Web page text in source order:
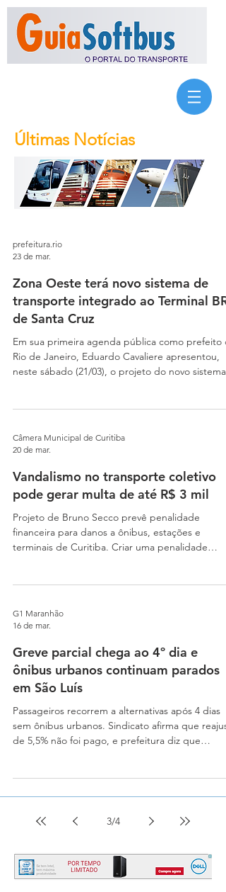
Últimas Notícias
prefeitura.rio
23 de mar.
Zona Oeste terá novo sistema de
transporte integrado ao Terminal
de Santa Cruz
Em sua primeira agenda pública como prefeito
Rio de Janeiro, Eduardo Cavaliere apresentou,
neste sábado (21/03), o projeto do novo sistema
previsão de conclusão e início da operação no
do que começar meu primeiro dia como prefeito
do Rio aqui
Câmera Municipal de Curitiba
20 de mar.
Vandalismo no transporte coletivo
pode gerar multa de até R$ 3 mil
Projeto de Bruno Secco prevê penalidade
financeira para danos a ônibus, estações e
terminais de Curitiba. Criar uma penalidade
infração administrativa para quem danificar
aos infratores. De autoria do vereador Bruno
Secco (Republicano
G1 Maranhão
16 de mar.
Greve parcial chega ao 4º dia e
ônibus urbanos continuam parados
em São Luís
Passageiros recorrem a alternativas após 4 dias
sem ônibus urbanos. Sindicato afirma que
de 5,5% não foi pago, e prefeitura diz que
sistema urbano de São Luís chegou ao quarto dia
nesta segunda-feira (16), sem previsão de acordo
entre trabalhadores e empresas. Segundo o
a gr
3/4